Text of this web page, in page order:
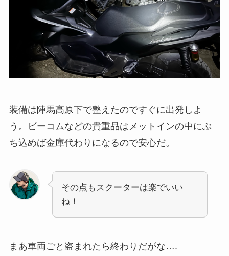
装備は陣馬高原下で整えたのですぐに出発しよ
う。ビーコムなどの貴重品はメットインの中にぶ
ち込めば金庫代わりになるので安心だ。
その点もスクーターは楽でいい
ね！
まあ車両ごと盗まれたら終わりだがな….